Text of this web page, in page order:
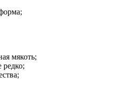
мякоть;
редко;